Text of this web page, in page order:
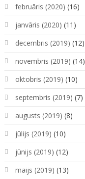
februāris (2020) (16)
janvāris (2020) (11)
decembris (2019) (12)
novembris (2019) (14)
oktobris (2019) (10)
septembris (2019) (7)
augusts (2019) (8)
jūlijs (2019) (10)
jūnijs (2019) (12)
maijs (2019) (13)